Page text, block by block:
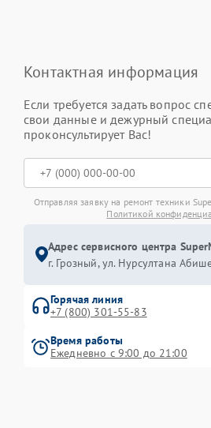
Контактная информация
Если требуется задать вопрос
свои данные и дежурный
проконсультирует Вас!
Отправляя заявку на ремонт техники
Политикой
Адрес сервисного центра
г. Грозный, ул. Нурсултана
Горячая линия
+7 (800) 301-55-83
Время работы
Ежедневно с 9:00 до 21:00